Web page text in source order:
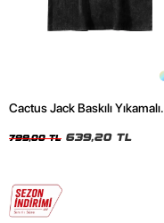
Cactus Jack Baskılı Yıkamalı
799,00 TL 639,20 TL